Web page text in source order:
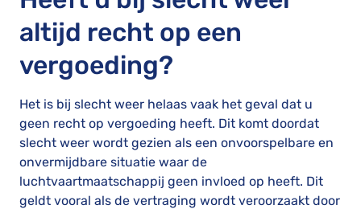
altijd recht op een
vergoeding?
Het is bij slecht weer helaas vaak het geval dat u
geen recht op vergoeding heeft. Dit komt doordat
slecht weer wordt gezien als een onvoorspelbare en
onvermijdbare situatie waar de
luchtvaartmaatschappij geen invloed op heeft. Dit
geldt vooral als de vertraging wordt veroorzaakt door